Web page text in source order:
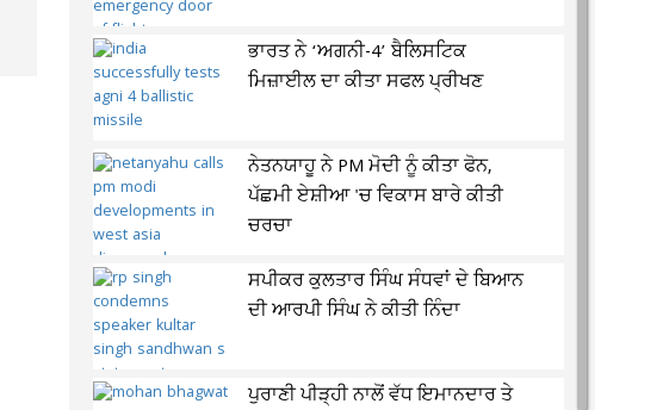
ਭਾਰਤ ਨੇ ‘ਅਗਨੀ-4’ ਬੈਲਿਸਟਿਕ
ਮਿਜ਼ਾਈਲ ਦਾ ਕੀਤਾ ਸਫਲ ਪ੍ਰੀਖਣ
ਨੇਤਨਯਾਹੂ ਨੇ PM ਮੋਦੀ ਨੂੰ ਕੀਤਾ ਫੋਨ,
ਪੱਛਮੀ ਏਸ਼ੀਆ 'ਚ ਵਿਕਾਸ ਬਾਰੇ ਕੀਤੀ
ਚਰਚਾ
ਸਪੀਕਰ ਕੁਲਤਾਰ ਸਿੰਘ ਸੰਧਵਾਂ ਦੇ ਬਿਆਨ
ਦੀ ਆਰਪੀ ਸਿੰਘ ਨੇ ਕੀਤੀ ਨਿੰਦਾ
ਪੁਰਾਣੀ ਪੀੜ੍ਹੀ ਨਾਲੋਂ ਵੱਧ ਇਮਾਨਦਾਰ ਤੇ